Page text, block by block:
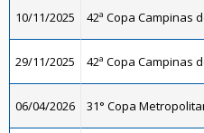
10/11/2025 42ª Copa Campinas
29/11/2025 42ª Copa Campinas
06/04/2026 31° Copa